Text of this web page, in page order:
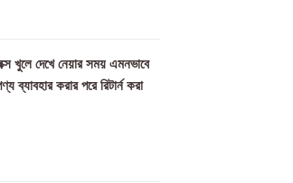
খুলে দেখে নেয়ার সময় এমনভাবে
ব্যাবহার করার পরে রিটার্ন করা